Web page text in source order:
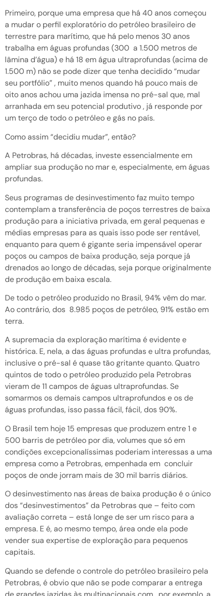
Primeiro, porque uma empresa que há 40 anos começou
a mudar o perfil exploratório do petróleo brasileiro de
terrestre para marítimo, que há pelo menos 30 anos
trabalha em águas profundas (300 a 1.500 metros de
lâmina d’água) e há 18 em água ultraprofundas (acima de
1.500 m) não se pode dizer que tenha decidido “mudar
seu portfólio” , muito menos quando há pouco mais de
oito anos achou uma jazida imensa no pré-sal que, mal
arranhada em seu potencial produtivo , já responde por
um terço de todo o petróleo e gás no país.
Como assim “decidiu mudar”, então?
A Petrobras, há décadas, investe essencialmente em
ampliar sua produção no mar e, especialmente, em águas
profundas.
Seus programas de desinvestimento faz muito tempo
contemplam a transferência de poços terrestres de baixa
produção para a iniciativa privada, em geral pequenas e
médias empresas para as quais isso pode ser rentável,
enquanto para quem é gigante seria impensável operar
poços ou campos de baixa produção, seja porque já
drenados ao longo de décadas, seja porque originalmente
de produção em baixa escala.
De todo o petróleo produzido no Brasil, 94% vêm do mar.
Ao contrário, dos 8.985 poços de petróleo, 91% estão em
terra.
A supremacia da exploração marítima é evidente e
histórica. E, nela, a das águas profundas e ultra profundas,
inclusive o pré-sal é quase tão gritante quanto. Quatro
quintos de todo o petróleo produzido pela Petrobras
vieram de 11 campos de águas ultraprofundas. Se
somarmos os demais campos ultraprofundos e os de
águas profundas, isso passa fácil, fácil, dos 90%.
O Brasil tem hoje 15 empresas que produzem entre 1 e
500 barris de petróleo por dia, volumes que só em
condições excepcionalíssimas poderiam interessas a uma
empresa como a Petrobras, empenhada em concluir
poços de onde jorram mais de 30 mil barris diários.
O desinvestimento nas áreas de baixa produção é o único
dos “desinvestimentos” da Petrobras que – feito com
avaliação correta – está longe de ser um risco para a
empresa. E é, ao mesmo tempo, área onde ela pode
vender sua expertise de exploração para pequenos
capitais.
Quando se defende o controle do petróleo brasileiro pela
Petrobras, é obvio que não se pode comparar a entrega